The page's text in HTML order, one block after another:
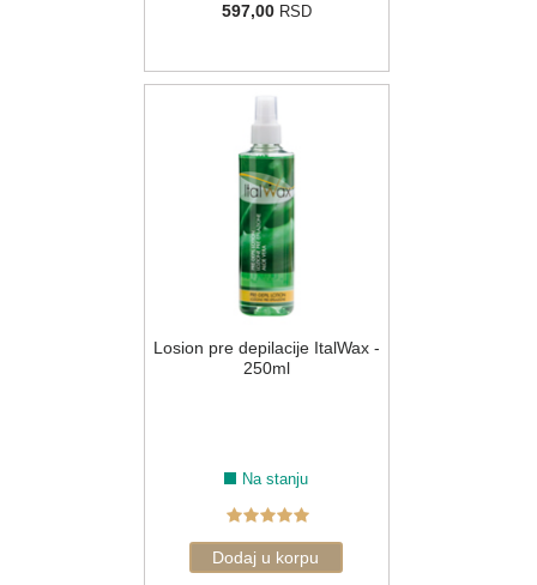
597,00RSD
Losion pre depilacije ItalWax -
250ml
Na stanju